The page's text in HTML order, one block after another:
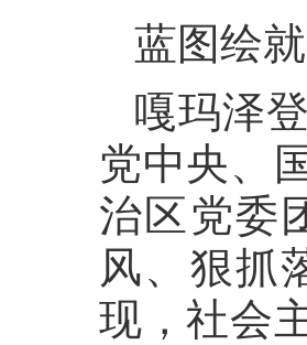
蓝图绘
嘎玛泽
党中央、
治区党委
风、狠抓
现，社会